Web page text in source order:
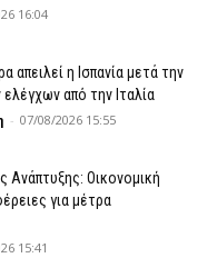
16:04
απειλεί η Ισπανία μετά την
από την Ιταλία
- 07/08/2026 15:55
Ανάπτυξης: Οικονομική
για μέτρα
15:41